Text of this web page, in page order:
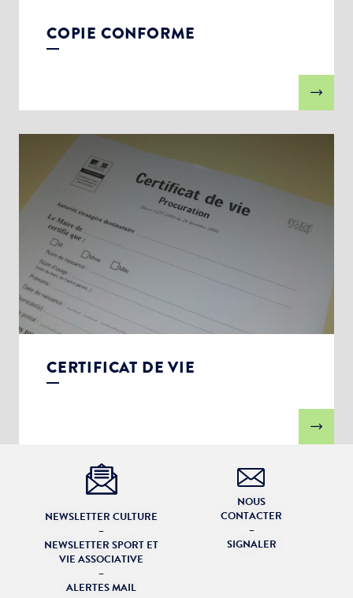
COPIE CONFORME
CERTIFICAT DE VIE
NEWSLETTER CULTURE
–
NEWSLETTER SPORT ET
VIE ASSOCIATIVE
–
ALERTES MAIL
NOUS
CONTACTER
–
SIGNALER